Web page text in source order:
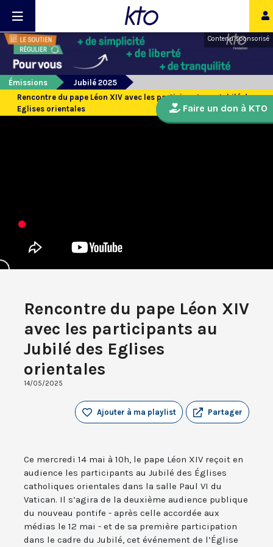
Contenu sponsorisé
Émissions
Jubilé 2025
Rencontre du pape Léon XIV avec les participants au Jubilé des
Eglises orientales
Rencontre du pape Léon XIV
avec les participants au
Jubilé des Eglises
orientales
14/05/2025
Partager
Ajouter à ma playlist
Ce mercredi 14 mai à 10h, le pape Léon XIV reçoit en
audience les participants au Jubilé des Églises
catholiques orientales dans la salle Paul VI du
Vatican. Il s’agira de la deuxième audience publique
du nouveau pontife - après celle accordée aux
médias le 12 mai - et de sa première participation
dans le cadre du Jubilé, cet événement de l’Église
Faire un don à KTO